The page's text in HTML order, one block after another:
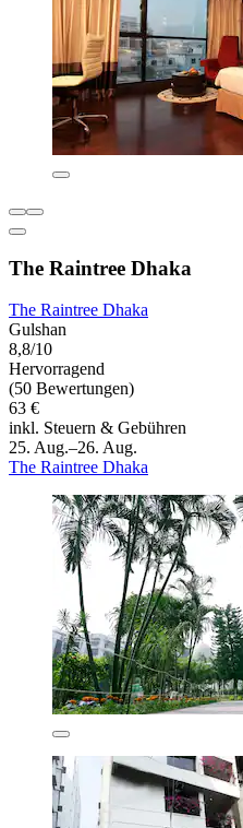
The Raintree Dhaka
The Raintree Dhaka
Gulshan
8,8/10
Hervorragend
(50 Bewertungen)
63 €
inkl. Steuern & Gebühren
25. Aug.–26. Aug.
The Raintree Dhaka